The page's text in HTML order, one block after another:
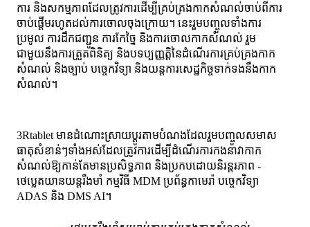
ការ និងសកម្មភាពដែលត្រូវការដើម្បីគ្រប់គ្រងកាកសំណល់ចាប់ពីការ
ចាប់ផ្តើមរហូតដល់ការចោលចុងក្រោយ។ នេះរួមបញ្ចូលទាំងការ
ប្រមូល ការដឹកជញ្ជូន ការកែច្នៃ និងការចោលកាកសំណល់ រួម
ជាមួយនឹងការត្រួតពិនិត្យ និងបទប្បញ្ញត្តិនៃដំណើរការគ្រប់គ្រងកាក
សំណល់ និងច្បាប់ បច្ចេកវិទ្យា និងយន្តការសេដ្ឋកិច្ចទាក់ទងនឹងកាក
សំណល់។
3Rtablet មានដំណោះស្រាយប្ដូរតាមបំណងដែលរួមបញ្ចូលសមាស
ធាតុសំខាន់ៗទាំងអស់ដែលត្រូវការដើម្បីដំណើរការកងនាវាកាក
សំណល់ឱ្យកាន់តែមានប្រសិទ្ធភាព និងប្រកបដោយនិរន្តរភាព -
ថេប្លេតយានយន្តរឹងមាំ កម្មវិធី MDM ប្រព័ន្ធកាមេរ៉ា បច្ចេកវិទ្យា
ADAS និង DMS AI។